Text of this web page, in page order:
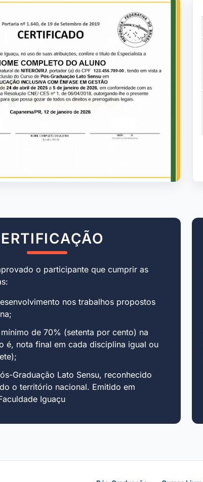
o participante que cumprir as
nos trabalhos propostos
de 70% (setenta por cento) na
é, nota final em cada disciplina igual ou
Graduação Lato Sensu, reconhecido
o território nacional. Emitido em
Iguaçu